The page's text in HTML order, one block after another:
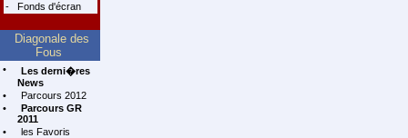
-
Fonds d'écran
Diagonale des
Fous
•
Les derni�res
News
•
Parcours 2012
•
Parcours GR
2011
•
les Favoris